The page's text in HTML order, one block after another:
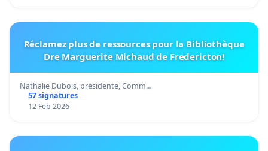
Réclamez plus de ressources pour la Bibliothèque
Dre Marguerite Michaud de Fredericton!
Nathalie Dubois, présidente, Comm…
57 signatures
12 Feb 2026